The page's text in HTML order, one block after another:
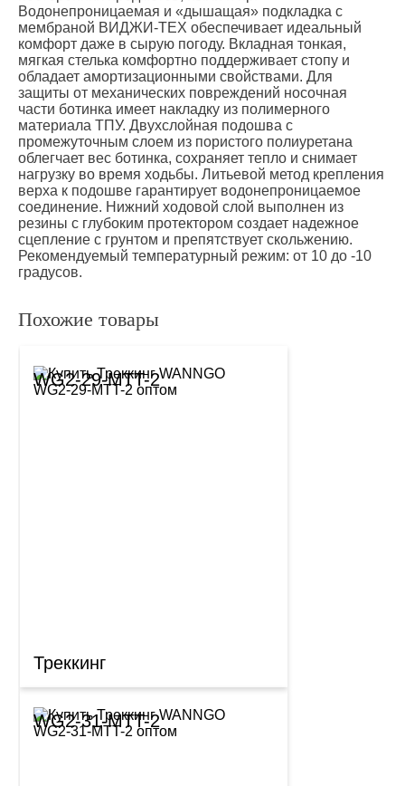
Водонепроницаемая и «дышащая» подкладка с
мембраной ВИДЖИ-TEX обеспечивает идеальный
комфорт даже в сырую погоду. Вкладная тонкая,
мягкая стелька комфортно поддерживает стопу и
обладает амортизационными свойствами. Для
защиты от механических повреждений носочная
части ботинка имеет накладку из полимерного
материала ТПУ. Двухслойная подошва с
промежуточным слоем из пористого полиуретана
облегчает вес ботинка, сохраняет тепло и снимает
нагрузку во время ходьбы. Литьевой метод крепления
верха к подошве гарантирует водонепроницаемое
соединение. Нижний ходовой слой выполнен из
резины с глубоким протектором создает надежное
сцепление с грунтом и препятствует скольжению.
Рекомендуемый температурный режим: от 10 до -10
градусов.
Похожие товары
WG2-29-MTT-2
Треккинг
WG2-31-MTT-2